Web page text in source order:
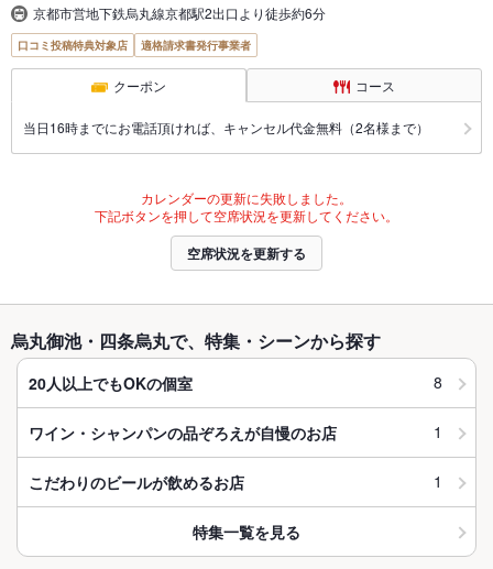
京都市営地下鉄烏丸線京都駅2出口より徒歩約6分
口コミ投稿特典対象店 適格請求書発行事業者
クーポン コース
当日16時までにお電話頂ければ、キャンセル代金無料（2名様まで）
カレンダーの更新に失敗しました。
下記ボタンを押して空席状況を更新してください。
空席状況を更新する
烏丸御池・四条烏丸で、特集・シーンから探す
20人以上でもOKの個室 8
ワイン・シャンパンの品ぞろえが自慢のお店 1
こだわりのビールが飲めるお店 1
特集一覧を見る